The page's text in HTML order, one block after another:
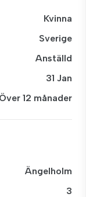
Kvinna
Sverige
Anställd
31 Jan
Över 12 månader
Ängelholm
3